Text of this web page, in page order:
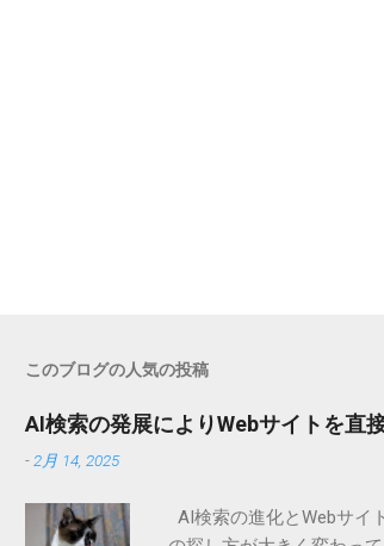
このブログの人気の投稿
AI検索の発展によりWebサイトを直
- 2月 14, 2025
AI検索の進化とWebサイ